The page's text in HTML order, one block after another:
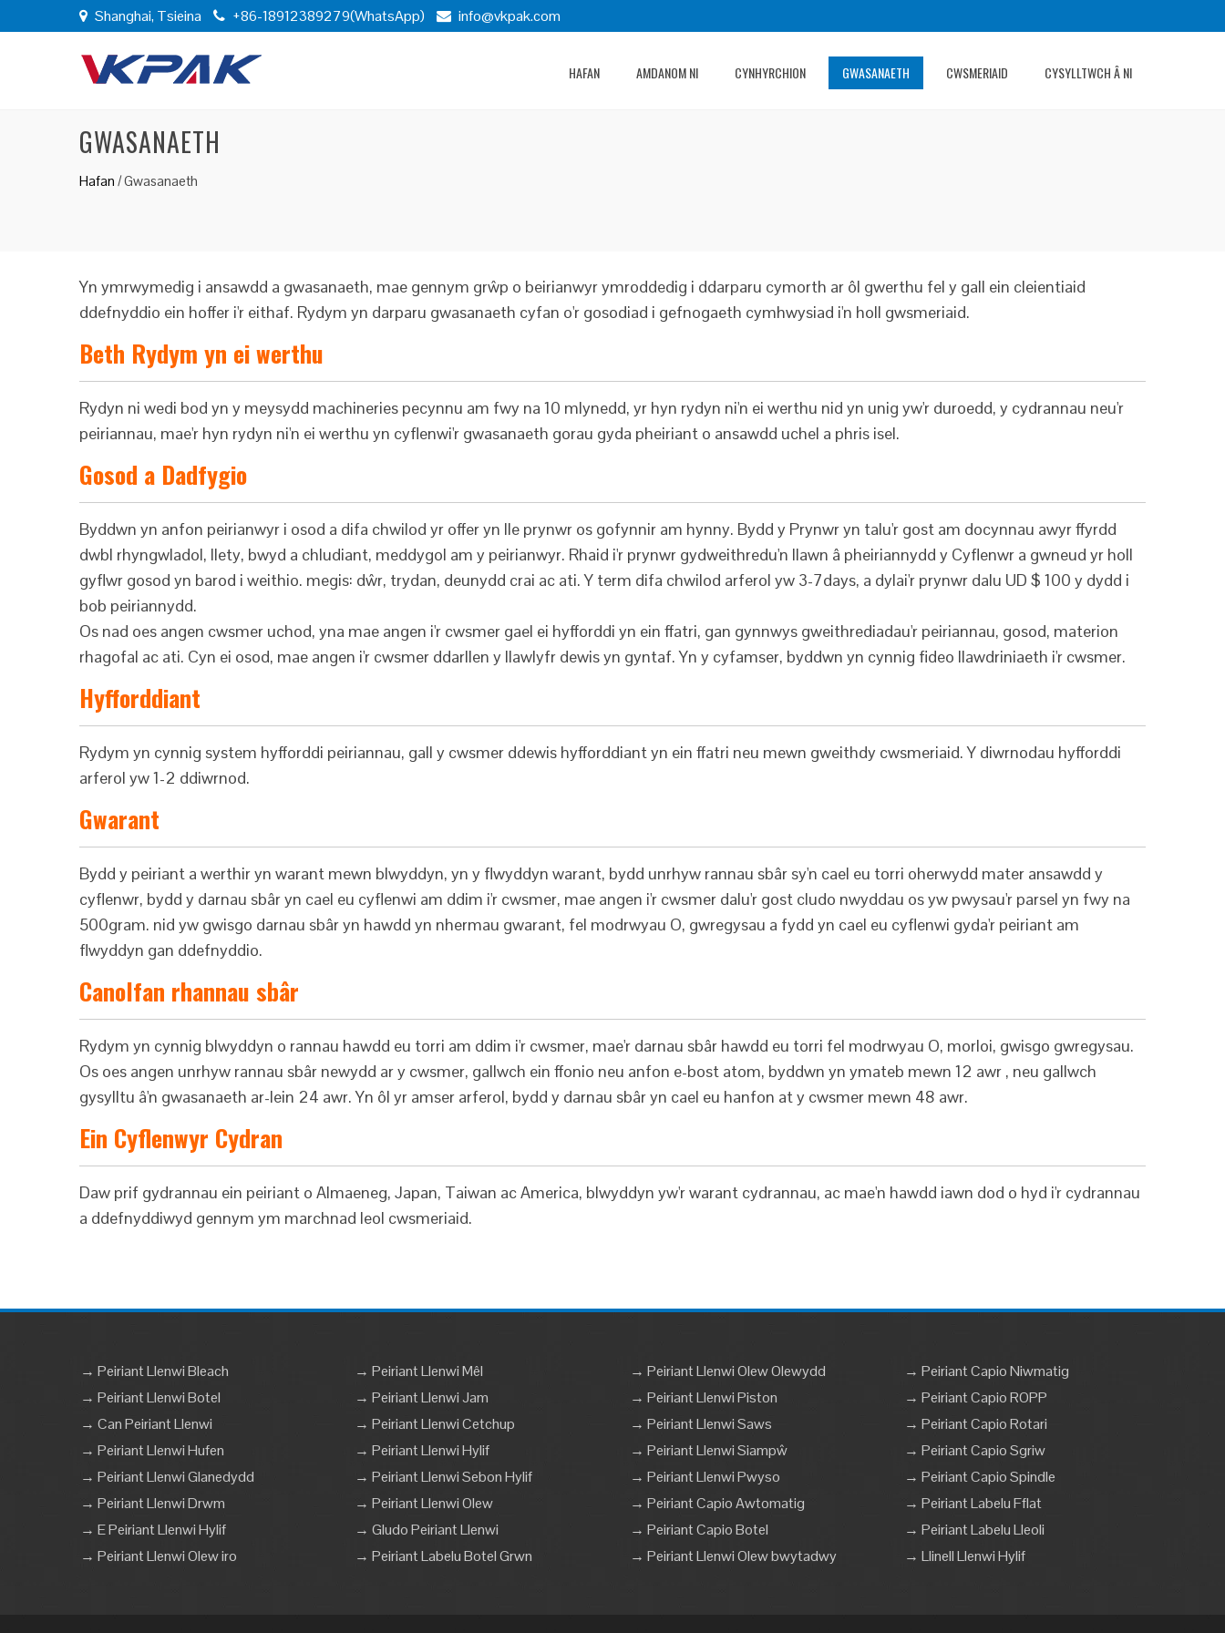
Shanghai, Tsieina +86-18912389279(WhatsApp) info@vkpak.com
HAFAN AMDANOM NI CYNHYRCHION GWASANAETH CWSMERIAID CYSYLLTWCH Â NI
GWASANAETH
Hafan /Gwasanaeth
Yn ymrwymedig i ansawdd a gwasanaeth, mae gennym grŵp o beirianwyr ymroddedig i ddarparu cymorth ar ôl gwerthu fel y gall ein cleientiaid
ddefnyddio ein hoffer i'r eithaf. Rydym yn darparu gwasanaeth cyfan o'r gosodiad i gefnogaeth cymhwysiad i'n holl gwsmeriaid.
Beth Rydym yn ei werthu
Rydyn ni wedi bod yn y meysydd machineries pecynnu am fwy na 10 mlynedd, yr hyn rydyn ni'n ei werthu nid yn unig yw'r duroedd, y cydrannau neu'r
peiriannau, mae'r hyn rydyn ni'n ei werthu yn cyflenwi'r gwasanaeth gorau gyda pheiriant o ansawdd uchel a phris isel.
Gosod a Dadfygio
Byddwn yn anfon peirianwyr i osod a difa chwilod yr offer yn lle prynwr os gofynnir am hynny. Bydd y Prynwr yn talu'r gost am docynnau awyr ffyrdd
dwbl rhyngwladol, llety, bwyd a chludiant, meddygol am y peirianwyr. Rhaid i'r prynwr gydweithredu'n llawn â pheiriannydd y Cyflenwr a gwneud yr holl
gyflwr gosod yn barod i weithio. megis: dŵr, trydan, deunydd crai ac ati. Y term difa chwilod arferol yw 3-7days, a dylai'r prynwr dalu UD $ 100 y dydd i
bob peiriannydd.
Os nad oes angen cwsmer uchod, yna mae angen i'r cwsmer gael ei hyfforddi yn ein ffatri, gan gynnwys gweithrediadau'r peiriannau, gosod, materion
rhagofal ac ati. Cyn ei osod, mae angen i'r cwsmer ddarllen y llawlyfr dewis yn gyntaf. Yn y cyfamser, byddwn yn cynnig fideo llawdriniaeth i'r cwsmer.
Hyfforddiant
Rydym yn cynnig system hyfforddi peiriannau, gall y cwsmer ddewis hyfforddiant yn ein ffatri neu mewn gweithdy cwsmeriaid. Y diwrnodau hyfforddi
arferol yw 1-2 ddiwrnod.
Gwarant
Bydd y peiriant a werthir yn warant mewn blwyddyn, yn y flwyddyn warant, bydd unrhyw rannau sbâr sy'n cael eu torri oherwydd mater ansawdd y
cyflenwr, bydd y darnau sbâr yn cael eu cyflenwi am ddim i'r cwsmer, mae angen i'r cwsmer dalu'r gost cludo nwyddau os yw pwysau'r parsel yn fwy na
500gram. nid yw gwisgo darnau sbâr yn hawdd yn nhermau gwarant, fel modrwyau O, gwregysau a fydd yn cael eu cyflenwi gyda'r peiriant am
flwyddyn gan ddefnyddio.
Canolfan rhannau sbâr
Rydym yn cynnig blwyddyn o rannau hawdd eu torri am ddim i'r cwsmer, mae'r darnau sbâr hawdd eu torri fel modrwyau O, morloi, gwisgo gwregysau.
Os oes angen unrhyw rannau sbâr newydd ar y cwsmer, gallwch ein ffonio neu anfon e-bost atom, byddwn yn ymateb mewn 12 awr , neu gallwch
gysylltu â'n gwasanaeth ar-lein 24 awr. Yn ôl yr amser arferol, bydd y darnau sbâr yn cael eu hanfon at y cwsmer mewn 48 awr.
Ein Cyflenwyr Cydran
Daw prif gydrannau ein peiriant o Almaeneg, Japan, Taiwan ac America, blwyddyn yw'r warant cydrannau, ac mae'n hawdd iawn dod o hyd i'r cydrannau
a ddefnyddiwyd gennym ym marchnad leol cwsmeriaid.
→ Peiriant Llenwi Bleach
→ Peiriant Llenwi Botel
→ Can Peiriant Llenwi
→ Peiriant Llenwi Hufen
→ Peiriant Llenwi Glanedydd
→ Peiriant Llenwi Drwm
→ E Peiriant Llenwi Hylif
→ Peiriant Llenwi Olew iro
→ Peiriant Llenwi Mêl
→ Peiriant Llenwi Jam
→ Peiriant Llenwi Cetchup
→ Peiriant Llenwi Hylif
→ Peiriant Llenwi Sebon Hylif
→ Peiriant Llenwi Olew
→ Gludo Peiriant Llenwi
→ Peiriant Labelu Botel Grwn
→ Peiriant Llenwi Olew Olewydd
→ Peiriant Llenwi Piston
→ Peiriant Llenwi Saws
→ Peiriant Llenwi Siampŵ
→ Peiriant Llenwi Pwyso
→ Peiriant Capio Awtomatig
→ Peiriant Capio Botel
→ Peiriant Llenwi Olew bwytadwy
→ Peiriant Capio Niwmatig
→ Peiriant Capio ROPP
→ Peiriant Capio Rotari
→ Peiriant Capio Sgriw
→ Peiriant Capio Spindle
→ Peiriant Labelu Fflat
→ Peiriant Labelu Lleoli
→ Llinell Llenwi Hylif